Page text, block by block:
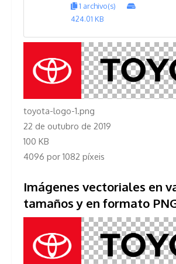
1 archivo(s)
424.01 KB
toyota-logo-1.png
22 de outubro de 2019
100 KB
4096 por 1082 píxeis
Imágenes vectoriales en
tamaños y en formato